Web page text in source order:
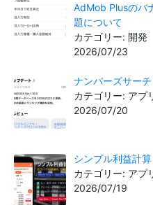
AdMob Plusのバ
題について
カテゴリー: 開発
2026/07/23
ナンバーズサーチ
カテゴリー: アプ
2026/07/20
シンプル利益計算
カテゴリー: アプ
2026/07/19